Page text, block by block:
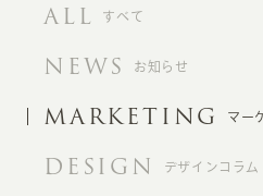
ALL すべて
NEWS お知らせ
MARKETING マー
DESIGN デザインコラム